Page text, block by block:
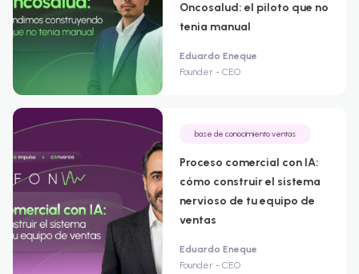
Oncosalud: el piloto que no
tenia manual
Eduardo Eneque
Founder - CEO
base de conocimiento ventas
Proceso comercial con IA:
cómo construir el sistema
nervioso de tu equipo de
ventas
Eduardo Eneque
Founder - CEO